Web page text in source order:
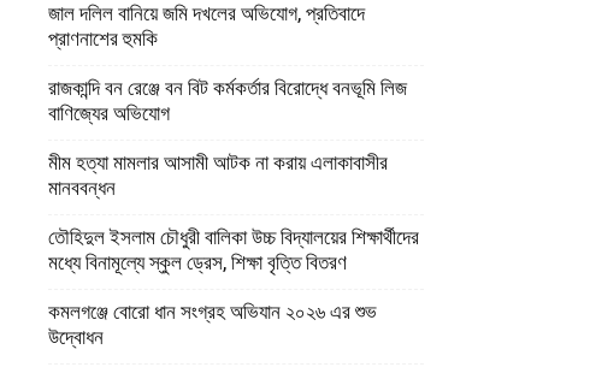
জাল দলিল বানিয়ে জমি দখলের অভিযোগ, প্রতিবাদে
প্রাণনাশের হুমকি
রাজকান্দি বন রেঞ্জে বন বিট কর্মকর্তার বিরোদ্ধে বনভূমি লিজ
বাণিজ্যের অভিযোগ
মীম হত্যা মামলার আসামী আটক না করায় এলাকাবাসীর
মানববন্ধন
তৌহিদুল ইসলাম চৌধুরী বালিকা উচ্চ বিদ্যালয়ের শিক্ষার্থীদের
মধ্যে বিনামূল্যে স্কুল ড্রেস, শিক্ষা বৃত্তি বিতরণ
কমলগঞ্জে বোরো ধান সংগ্রহ অভিযান ২০২৬ এর শুভ
উদ্বোধন